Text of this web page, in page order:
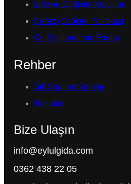
İade ve Değişim Koşulları
Çerez (Cookie) Politikası
Ön Bilgilendirme Formu
Rehber
Sık Sorulan Sorular
Hesabım
Bize Ulaşın
info@eylulgida.com
0362 438 22 05